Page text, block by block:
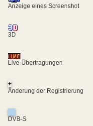
Anzeige eines Screenshot
3D
Live-Übertragungen
+
Änderung der Registrierung
DVB-S